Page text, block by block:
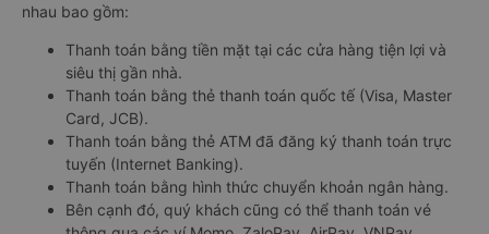
nhau bao gồm:
Thanh toán bằng tiền mặt tại các cửa hàng tiện lợi và
siêu thị gần nhà.
Thanh toán bằng thẻ thanh toán quốc tế (Visa, Master
Card, JCB).
Thanh toán bằng thẻ ATM đã đăng ký thanh toán trực
tuyến (Internet Banking).
Thanh toán bằng hình thức chuyển khoản ngân hàng.
Bên cạnh đó, quý khách cũng có thể thanh toán vé